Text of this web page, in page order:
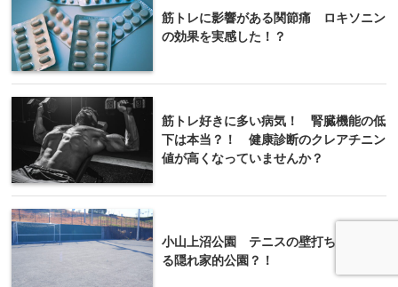
筋トレに影響がある関節痛 ロキソニン
の効果を実感した！？
筋トレ好きに多い病気！ 腎臓機能の低
下は本当？！ 健康診断のクレアチニン
値が高くなっていませんか？
小山上沼公園 テニスの壁打ちも楽しめ
る隠れ家的公園？！